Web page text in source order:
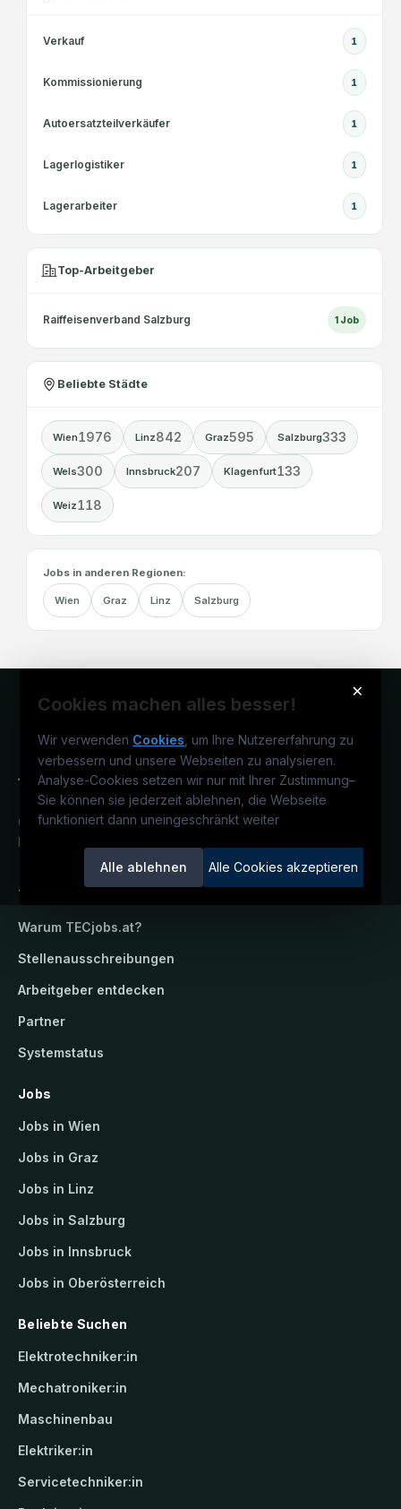
Verkauf 1
Kommissionierung 1
Autoersatzteilverkäufer 1
Lagerlogistiker 1
Lagerarbeiter 1
Top-Arbeitgeber
Raiffeisenverband Salzburg 1 Job
Beliebte Städte
Wien1976 Linz842 Graz595 Salzburg333
Wels300 Innsbruck207 Klagenfurt133
Weiz118
Jobs in anderen Regionen:
Wien Graz Linz Salzburg
×
Cookies machen alles besser!
Wir verwenden Cookies , um Ihre Nutzererfahrung zu
verbessern und unsere Webseiten zu analysieren.
Analyse-Cookies setzen wir nur mit Ihrer Zustimmung–
Sie können sie jederzeit ablehnen, die Webseite
funktioniert dann uneingeschränkt weiter
Alle ablehnen Alle Cookies akzeptieren
Österreichs technisches Karriereportal.
Ein Service der candidatis GmbH.
TECjobs.at
Warum TECjobs.at?
Stellenausschreibungen
Arbeitgeber entdecken
Partner
Systemstatus
Jobs
Jobs in Wien
Jobs in Graz
Jobs in Linz
Jobs in Salzburg
Jobs in Innsbruck
Jobs in Oberösterreich
Beliebte Suchen
Elektrotechniker:in
Mechatroniker:in
Maschinenbau
Elektriker:in
Servicetechniker:in